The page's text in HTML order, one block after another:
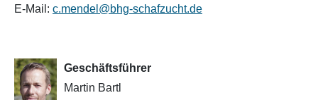
E-Mail: c.mendel@bhg-schafzucht.de
Geschäftsführer
Martin Bartl
Erfassung der Euterreinheit
Skudde
Soayschaf